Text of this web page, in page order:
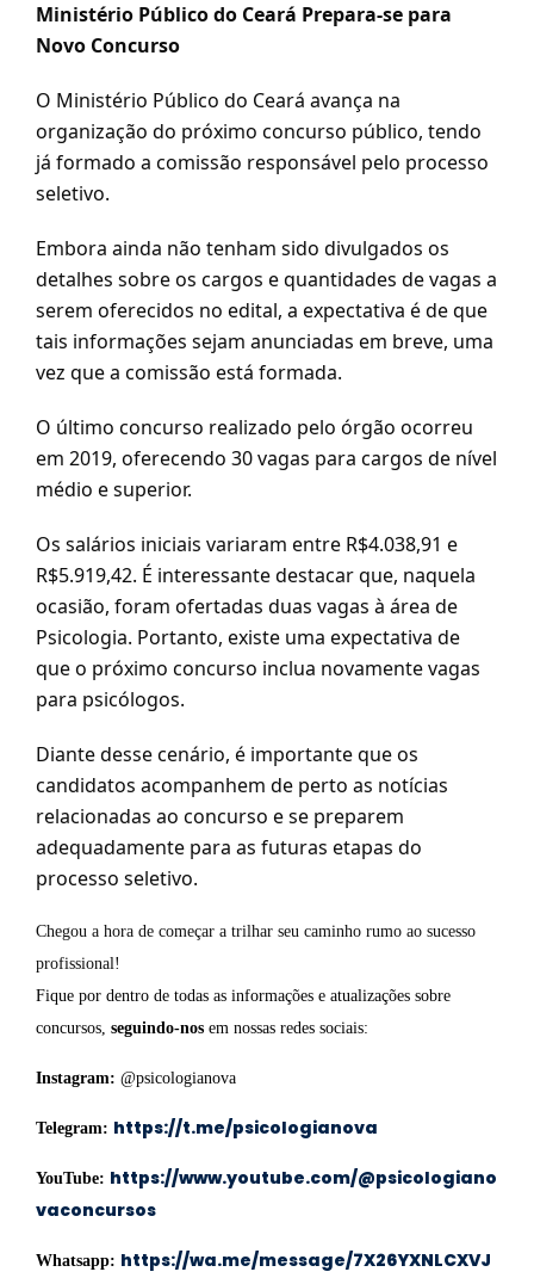
Ministério Público do Ceará Prepara-se para
Novo Concurso
O Ministério Público do Ceará avança na
organização do próximo concurso público, tendo
já formado a comissão responsável pelo processo
seletivo.
Embora ainda não tenham sido divulgados os
detalhes sobre os cargos e quantidades de vagas a
serem oferecidos no edital, a expectativa é de que
tais informações sejam anunciadas em breve, uma
vez que a comissão está formada.
O último concurso realizado pelo órgão ocorreu
em 2019, oferecendo 30 vagas para cargos de nível
médio e superior.
Os salários iniciais variaram entre R$4.038,91 e
R$5.919,42. É interessante destacar que, naquela
ocasião, foram ofertadas duas vagas à área de
Psicologia. Portanto, existe uma expectativa de
que o próximo concurso inclua novamente vagas
para psicólogos.
Diante desse cenário, é importante que os
candidatos acompanhem de perto as notícias
relacionadas ao concurso e se preparem
adequadamente para as futuras etapas do
processo seletivo.
Chegou a hora de começar a trilhar seu caminho rumo ao sucesso
profissional!
Fique por dentro de todas as informações e atualizações sobre
concursos, seguindo-nos em nossas redes sociais:
Instagram: @psicologianova
Telegram: https://t.me/psicologianova
YouTube: https://www.youtube.com/@psicologiano
vaconcursos
Whatsapp: https://wa.me/message/7X26YXNLCXVJ